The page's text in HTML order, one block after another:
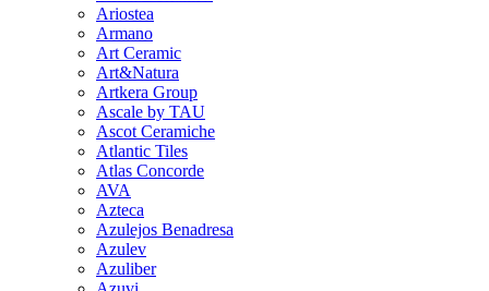
Ariostea
Armano
Art Ceramic
Art&Natura
Artkera Group
Ascale by TAU
Ascot Ceramiche
Atlantic Tiles
Atlas Concorde
AVA
Azteca
Azulejos Benadresa
Azulev
Azuliber